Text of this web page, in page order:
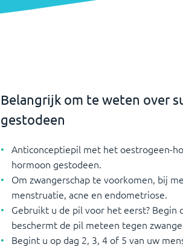
en
Belangrijk om te weten over
gestodeen
Anticonceptiepil met het oestrogeen-
hormoon gestodeen.
Om zwangerschap te voorkomen, bij
menstruatie, acne en endometriose.
Gebruikt u de pil voor het eerst? Begin
beschermt de pil meteen tegen
Begint u op dag 2, 3, 4 of 5 van uw